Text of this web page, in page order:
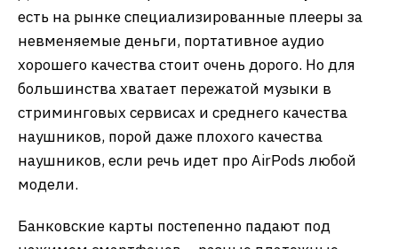
есть на рынке специализированные плееры за
невменяемые деньги, портативное аудио
хорошего качества стоит очень дорого. Но для
большинства хватает пережатой музыки в
стриминговых сервисах и среднего качества
наушников, порой даже плохого качества
наушников, если речь идет про AirPods любой
модели.
Банковские карты постепенно падают под